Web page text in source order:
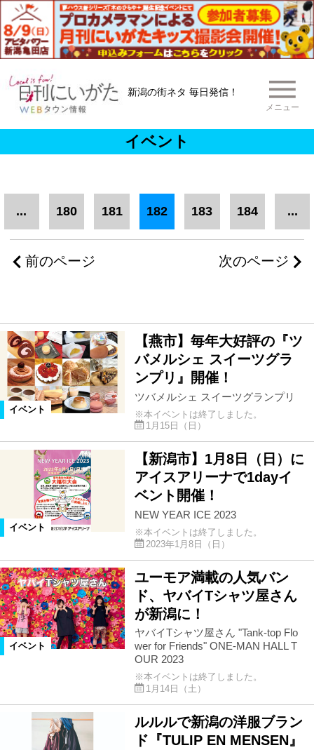
新潟の街ネタ 毎日発信！
メニュー
イベント
前のページ
... 180 181 182 183 184 ...
次のページ
イベント
【燕市】毎年大好評の『ツ
バメルシェ スイーツグラ
ンプリ』開催！
ツバメルシェ スイーツグランプリ
※本イベントは終了しました。
1月15日（日）
イベント
【新潟市】1月8日（日）に
アイスアリーナで1dayイ
ベント開催！
NEW YEAR ICE 2023
※本イベントは終了しました。
2023年1月8日（日）
イベント
ユーモア満載の人気バン
ド、ヤバイTシャツ屋さん
が新潟に！
ヤバイTシャツ屋さん "Tank-top Flo
wer for Friends" ONE-MAN HALL T
OUR 2023
※本イベントは終了しました。
1月14日（土）
ルルルで新潟の洋服ブラン
ド『TULIP EN MENSEN』